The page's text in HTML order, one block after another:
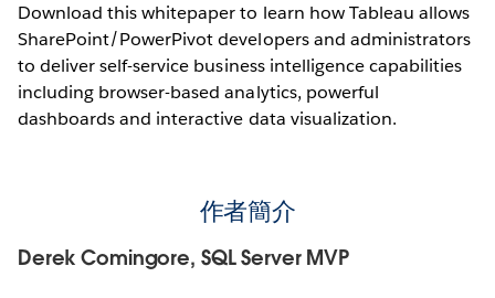
Download this whitepaper to learn how Tableau allows
SharePoint/PowerPivot developers and administrators
to deliver self-service business intelligence capabilities
including browser-based analytics, powerful
dashboards and interactive data visualization.
作者簡介
Derek Comingore, SQL Server MVP